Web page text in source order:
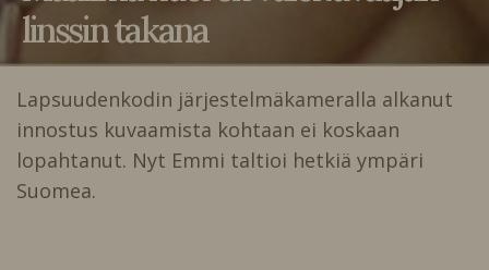
linssin takana
Lapsuudenkodin järjestelmäkameralla alkanut
innostus kuvaamista kohtaan ei koskaan
lopahtanut. Nyt Emmi taltioi hetkiä ympäri
Suomea.